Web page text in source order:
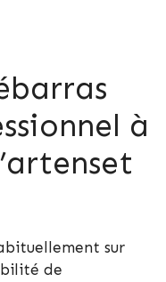
à
sur
de